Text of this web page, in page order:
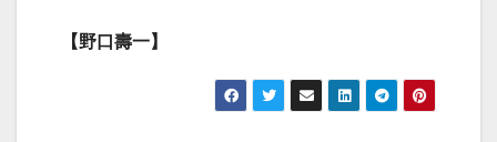
【野口壽一】